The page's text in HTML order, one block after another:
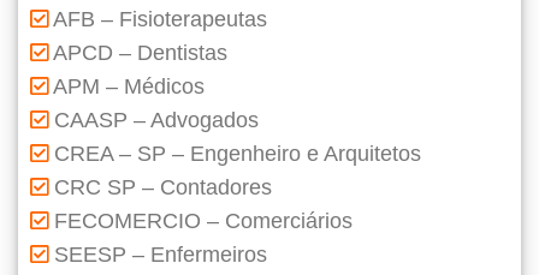
AFB – Fisioterapeutas
APCD – Dentistas
APM – Médicos
CAASP – Advogados
CREA – SP – Engenheiro e Arquitetos
CRC SP – Contadores
FECOMERCIO – Comerciários
SEESP – Enfermeiros